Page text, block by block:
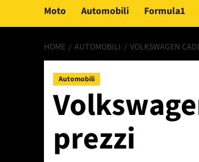
Moto Automobili Formula1
HOME AUTOMOBILI VOLKSWAGEN
Automobili
prezzi